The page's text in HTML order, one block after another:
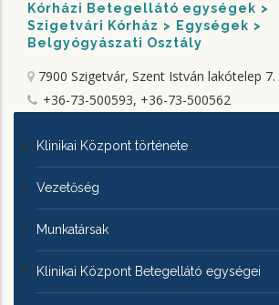
Kórházi Betegellátó egységek
Szigetvári Kórház
Egységek
Belgyógyászati Osztály
7900 Szigetvár, Szent István lakótelep 7.
+36-73-500593, +36-73-500562
KLINIKAI
KÖZPONTRÓL
Klinikai Központ története
Vezetőség
Munkatársak
Klinikai Központ Betegellátó egységei